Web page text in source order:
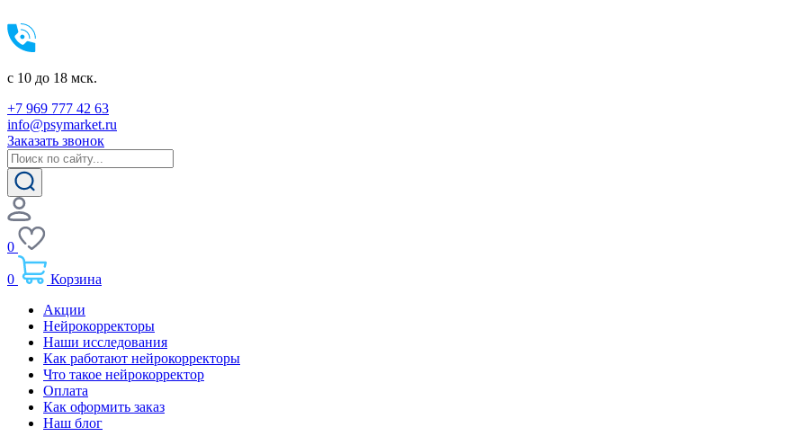
c 10 до 18 мск.
+7 969 777 42 63
info@psymarket.ru
Заказать звонок
0
0
Корзина
Акции
Нейрокорректоры
Наши исследования
Как работают нейрокорректоры
Что такое нейрокорректор
Оплата
Как оформить заказ
Наш блог